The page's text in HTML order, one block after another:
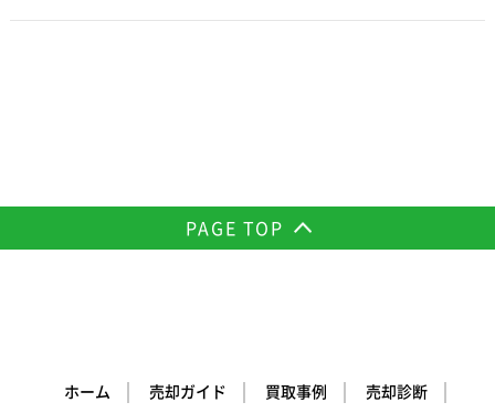
PAGE TOP
ホーム 売却ガイド 買取事例
売却診断